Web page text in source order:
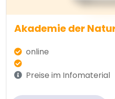
Akademie der
online
Preise im Infomaterial